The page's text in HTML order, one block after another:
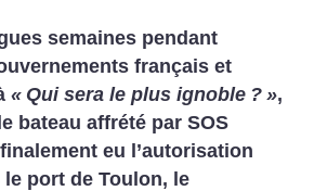
semaines pendant
français et
« Qui sera le plus ignoble ? »,
bateau affrété par SOS
eu l’autorisation
le port de Toulon, le